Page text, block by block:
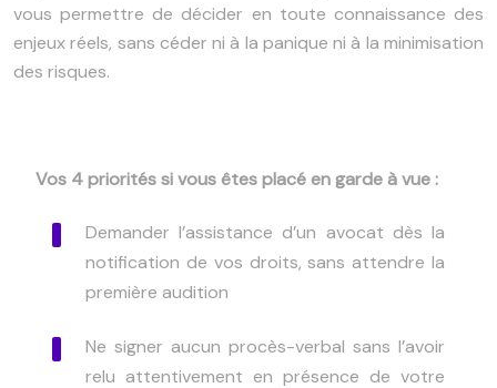
vous permettre de décider en toute connaissance des
enjeux réels, sans céder ni à la panique ni à la minimisation
des risques.
Vos 4 priorités si vous êtes placé en garde à vue :
Demander l’assistance d’un avocat dès la
notification de vos droits, sans attendre la
première audition
Ne signer aucun procès-verbal sans l’avoir
relu attentivement en présence de votre